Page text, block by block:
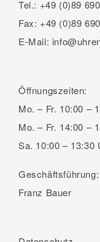
Tel.: +49 (0)89
Fax: +49 (0)89
E-Mail:
Öffnungszeiten:
Mo. – Fr. 10:00 –
Mo. – Fr. 14:00 –
Sa. 10:00 – 13:30
Geschäftsführung:
Franz Bauer